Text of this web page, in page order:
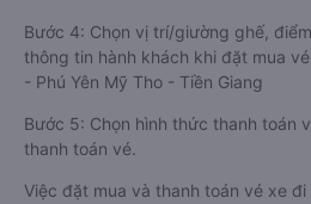
Bước 4: Chọn vị trí/giường ghế,
thông tin hành khách khi đặt mua
- Phú Yên Mỹ Tho - Tiền Giang
Bước 5: Chọn hình thức thanh toán
thanh toán vé.
Việc đặt mua và thanh toán vé xe